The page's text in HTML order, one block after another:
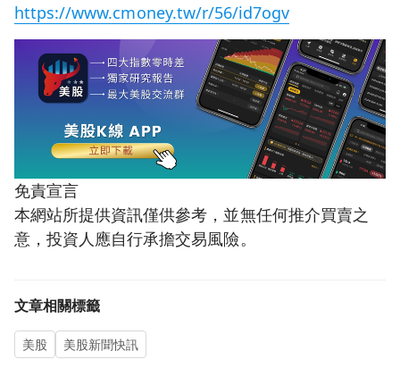
https://www.cmoney.tw/r/56/id7ogv
免責宣言
本網站所提供資訊僅供參考，並無任何推介買賣之
意，投資人應自行承擔交易風險。
文章相關標籤
美股 美股新聞快訊